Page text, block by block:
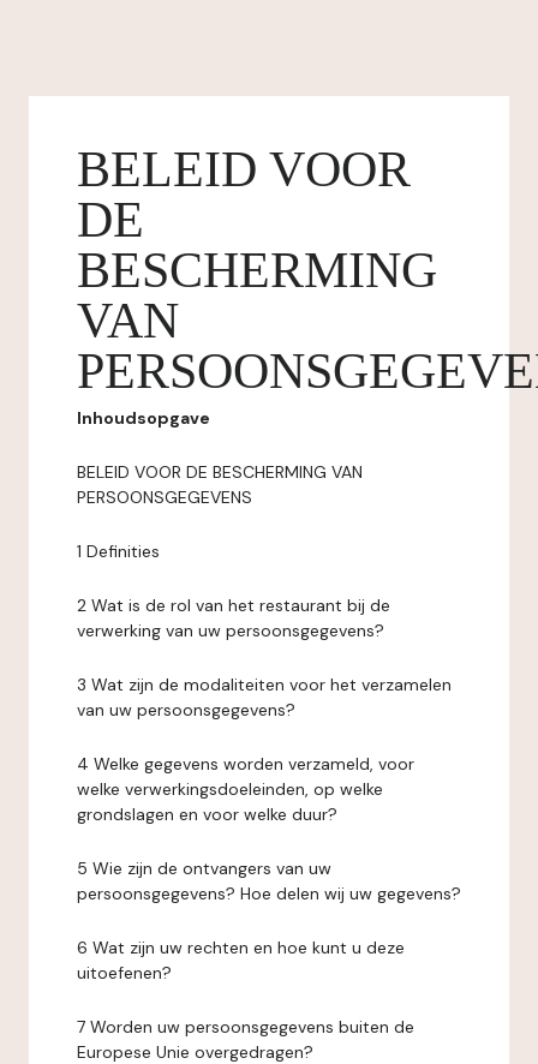
BELEID VOOR
DE
BESCHERMING
VAN
Inhoudsopgave
BELEID VOOR DE BESCHERMING VAN
PERSOONSGEGEVENS
1 Definities
2 Wat is de rol van het restaurant bij de
verwerking van uw persoonsgegevens?
3 Wat zijn de modaliteiten voor het verzamelen
van uw persoonsgegevens?
4 Welke gegevens worden verzameld, voor
welke verwerkingsdoeleinden, op welke
grondslagen en voor welke duur?
5 Wie zijn de ontvangers van uw
persoonsgegevens? Hoe delen wij uw gegevens?
6 Wat zijn uw rechten en hoe kunt u deze
uitoefenen?
7 Worden uw persoonsgegevens buiten de
Europese Unie overgedragen?